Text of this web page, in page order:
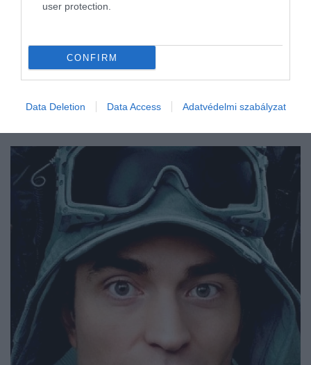
user protection.
CONFIRM
Data Deletion Data Access Adatvédelmi szabályzat